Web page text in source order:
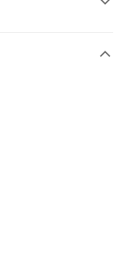
Commercial Bank
Commercial Bank
Commercial Bank
Commercial Bank
Commercial Bank